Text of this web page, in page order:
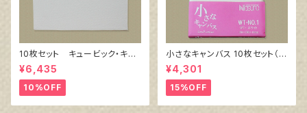
10枚セット キュービック・キャ
ンバス白（縦150㎜×横150㎜×
厚38㎜）
¥6,435
10%OFF
小さなキャンバス 10枚セット（ホ
ワイト塗りキャンバス張り）
¥4,301
15%OFF